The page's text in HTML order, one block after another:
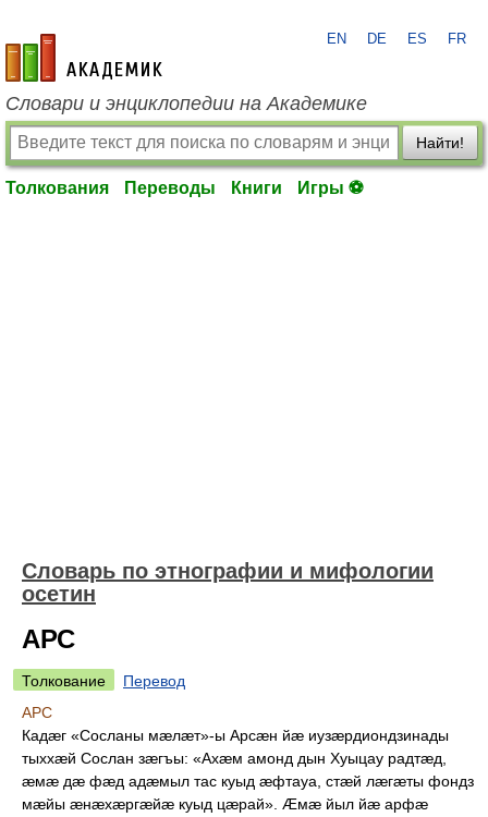
academic.ru
EN DE ES FR
Словари и энциклопедии на Академике
Найти!
Толкования Переводы Книги Игры ⚽
Словарь по этнографии и мифологии
осетин
АРС
Толкование
Перевод
АРС
Кадæг «Сосланы мæлæт»-ы Арсæн йæ иузæрдиондзинады
тыххæй Сослан зæгъы: «Ахæм амонд дын Хуыцау радтæд,
æмæ дæ фæд адæмыл тас куыд æфтауа, стæй лæгæты фондз
мæйы æнæхæргæйæ куыд цæрай». Æмæ йыл йæ арфæ